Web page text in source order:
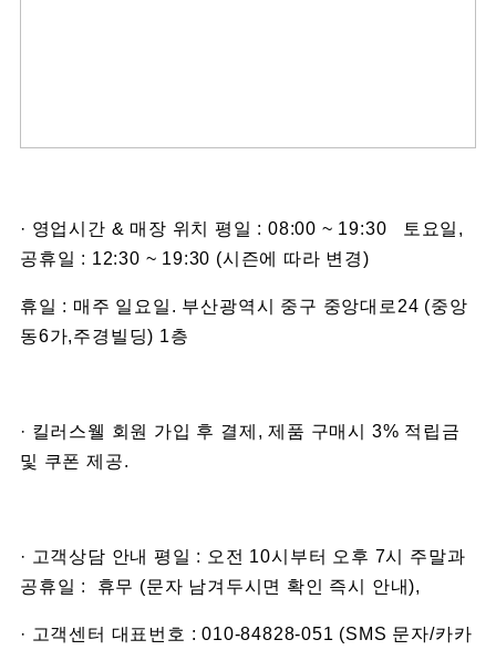
· 영업시간 & 매장 위치 평일 : 08:00 ~ 19:30 토요일,
공휴일 : 12:30 ~ 19:30 (시즌에 따라 변경)
휴일 : 매주 일요일. 부산광역시 중구 중앙대로24 (중앙
동6가,주경빌딩) 1층
· 킬러스웰 회원 가입 후 결제, 제품 구매시 3% 적립금
및 쿠폰 제공.
· 고객상담 안내 평일 : 오전 10시부터 오후 7시 주말과
공휴일 : 휴무 (문자 남겨두시면 확인 즉시 안내),
· 고객센터 대표번호 : 010-84828-051 (SMS 문자/카카